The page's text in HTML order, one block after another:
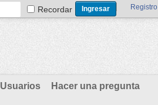
Recordar Registro
Usuarios Hacer una pregunta